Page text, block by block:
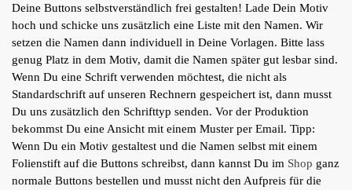
Deine Buttons selbstverständlich frei gestalten! Lade Dein Motiv
hoch und schicke uns zusätzlich eine Liste mit den Namen. Wir
setzen die Namen dann individuell in Deine Vorlagen. Bitte lass
genug Platz in dem Motiv, damit die Namen später gut lesbar sind.
Wenn Du eine Schrift verwenden möchtest, die nicht als
Standardschrift auf unseren Rechnern gespeichert ist, dann musst
Du uns zusätzlich den Schrifttyp senden. Vor der Produktion
bekommst Du eine Ansicht mit einem Muster per Email. Tipp:
Wenn Du ein Motiv gestaltest und die Namen selbst mit einem
Folienstift auf die Buttons schreibst, dann kannst Du im Shop ganz
normale Buttons bestellen und musst nicht den Aufpreis für die